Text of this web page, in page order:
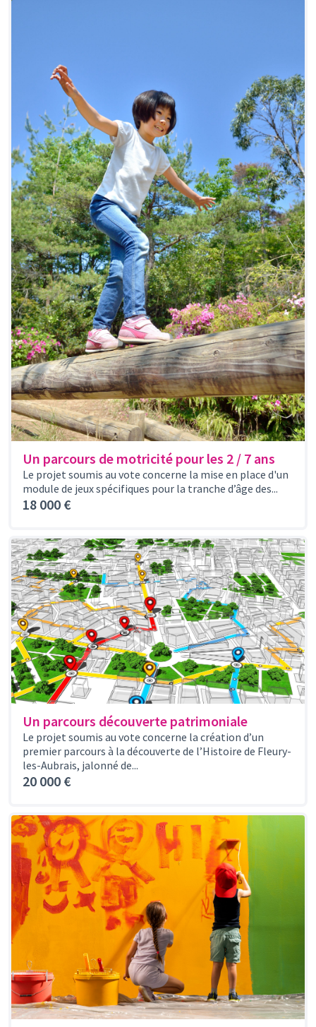
Un parcours de motricité pour les 2 / 7 ans
Le projet soumis au vote concerne la mise en place d'un
module de jeux spécifiques pour la tranche d’âge des...
18 000 €
Un parcours découverte patrimoniale
Le projet soumis au vote concerne la création d’un
premier parcours à la découverte de l’Histoire de Fleury-
les-Aubrais, jalonné de...
20 000 €